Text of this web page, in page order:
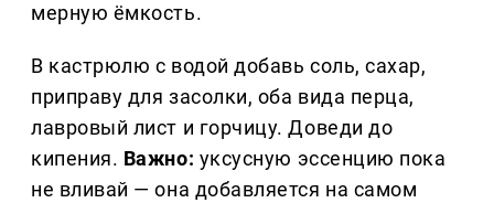
мерную ёмкость.
В кастрюлю с водой добавь соль, сахар,
приправу для засолки, оба вида перца,
лавровый лист и горчицу. Доведи до
кипения. Важно: уксусную эссенцию пока
не вливай — она добавляется на самом